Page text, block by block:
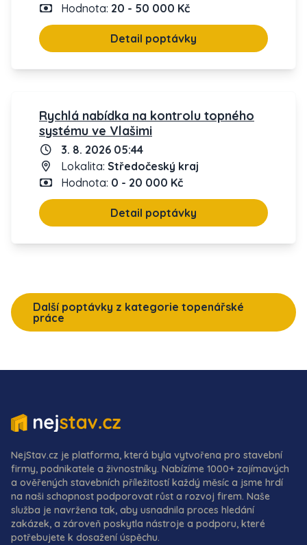
Hodnota: 20 - 50 000 Kč
Detail poptávky
Rychlá nabídka na kontrolu topného
systému ve Vlašimi
3. 8. 2026 05:44
Lokalita: Středočeský kraj
Hodnota: 0 - 20 000 Kč
Detail poptávky
Další poptávky z kategorie topenářské
práce
NejStav.cz je platforma, která byla vytvořena pro stavební
firmy, podnikatele a živnostníky. Nabízíme 1000+ zajímavých
a ověřených stavebních příležitostí každý měsíc a jsme hrdí
na naši schopnost podporovat růst a rozvoj firem. Naše
služba je navržena tak, aby usnadnila proces hledání
zakázek, a zároveň poskytla nástroje a podporu, které
potřebujete k dosažení úspěchu.